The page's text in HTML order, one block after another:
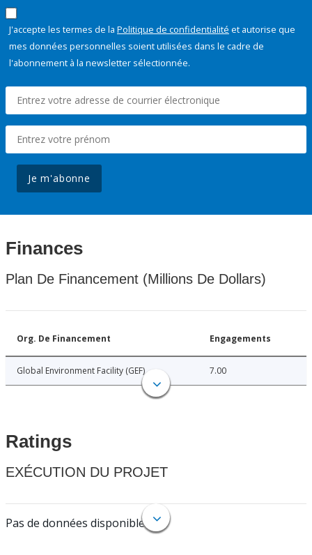
J'accepte les termes de la Politique de confidentialité et autorise que
mes données personnelles soient utilisées dans le cadre de
l'abonnement à la newsletter sélectionnée.
Je m'abonne
Finances
Plan De Financement (Millions De Dollars)
Org. De Financement Engagements
Global Environment Facility (GEF) 7.00
Ratings
EXÉCUTION DU PROJET
Pas de données disponibles.